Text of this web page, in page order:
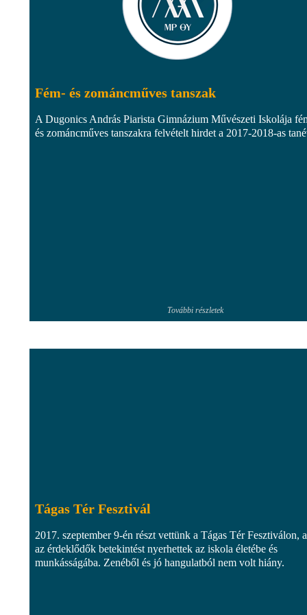
Fém- és zománcműves tanszak
A Dugonics András Piarista Gimnázium Művészeti Iskolája
és zománcműves tanszakra felvételt hirdet a 2017-2018-as
További részletek
Tágas Tér Fesztivál
2017. szeptember 9-én részt vettünk a Tágas Tér Fesztiválon,
az érdeklődők betekintést nyerhettek az iskola életébe és
munkásságába. Zenéből és jó hangulatból nem volt hiány.